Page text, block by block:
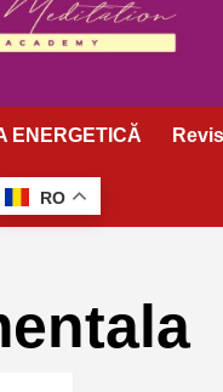
ENERGETICĂ
RO